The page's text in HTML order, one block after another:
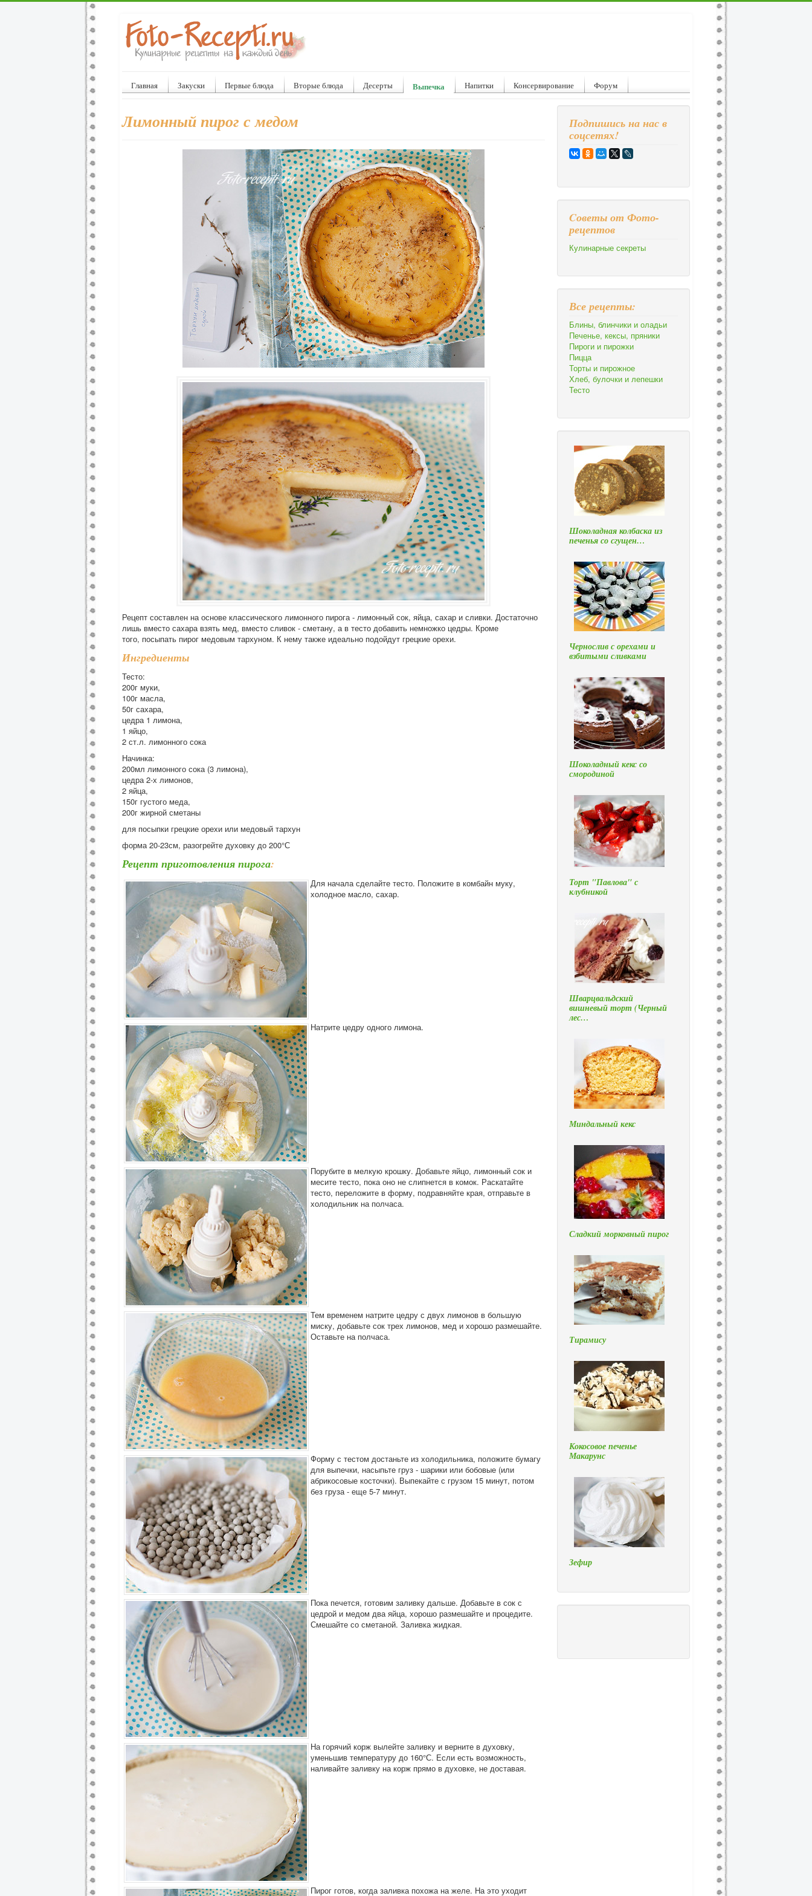
Главная Закуски Первые блюда Вторые блюда Десерты Выпечка Напитки Консервирование Форум
Лимонный пирог с медом
Рецепт составлен на основе классического лимонного пирога - лимонный сок, яйца, сахар и сливки. Достаточно
лишь вместо сахара взять мед, вместо сливок - сметану, а в тесто добавить немножко цедры. Кроме
того, посыпать пирог медовым тархуном. К нему также идеально подойдут грецкие орехи.
Ингредиенты
Тесто:
200г муки,
100г масла,
50г сахара,
цедра 1 лимона,
1 яйцо,
2 ст.л. лимонного сока
Начинка:
200мл лимонного сока (3 лимона),
цедра 2-х лимонов,
2 яйца,
150г густого меда,
200г жирной сметаны
для посыпки грецкие орехи или медовый тархун
форма 20-23см, разогрейте духовку до 200°С
Рецепт приготовления пирога:
Для начала сделайте тесто. Положите в комбайн муку,
холодное масло, сахар.
Натрите цедру одного лимона.
Порубите в мелкую крошку. Добавьте яйцо, лимонный сок и
месите тесто, пока оно не слипнется в комок. Раскатайте
тесто, переложите в форму, подравняйте края, отправьте в
холодильник на полчаса.
Тем временем натрите цедру с двух лимонов в большую
миску, добавьте сок трех лимонов, мед и хорошо размешайте.
Оставьте на полчаса.
Форму с тестом достаньте из холодильника, положите бумагу
для выпечки, насыпьте груз - шарики или бобовые (или
абрикосовые косточки). Выпекайте с грузом 15 минут, потом
без груза - еще 5-7 минут.
Пока печется, готовим заливку дальше. Добавьте в сок с
цедрой и медом два яйца, хорошо размешайте и процедите.
Смешайте со сметаной. Заливка жидкая.
На горячий корж вылейте заливку и верните в духовку,
уменьшив температуру до 160°С. Если есть возможность,
наливайте заливку на корж прямо в духовке, не доставая.
Пирог готов, когда заливка похожа на желе. На это уходит
Подпишись на нас в
соцсетях!
Cоветы от Фото-
рецептов
Кулинарные секреты
Все рецепты:
Блины, блинчики и оладьи
Печенье, кексы, пряники
Пироги и пирожки
Пицца
Торты и пирожное
Хлеб, булочки и лепешки
Тесто
Шоколадная колбаска из
печенья со сгущен…
Чернослив с орехами и
взбитыми сливками
Шоколадный кекс со
смородиной
Торт "Павлова" с
клубникой
Шварцвальдский
вишневый торт (Черный
лес…
Миндальный кекс
Сладкий морковный пирог
Тирамису
Кокосовое печенье
Макарунс
Зефир